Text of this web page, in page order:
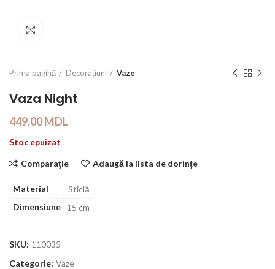
Prima pagină Decorațiuni Vaze
Vaza Night
449,00MDL
Stoc epuizat
Comparaţie Adaugă la lista de dorințe
Material
Sticlă
Dimensiune
15 cm
SKU: 110035
Categorie: Vaze